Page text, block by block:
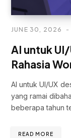
JUNE 30, 2026
AI untuk
Rahasia
AI untuk UI/UX
yang ramai
beberapa tahun
READ MORE